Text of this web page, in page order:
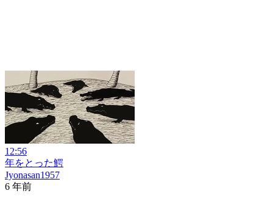
12:56
年をとった鰐
Jyonasan1957
6 年前